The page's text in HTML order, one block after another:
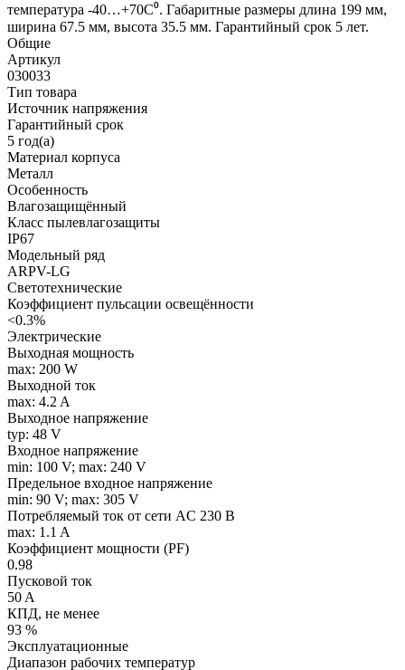
температура -40…+70C⁰. Габаритные размеры длина 199 мм,
ширина 67.5 мм, высота 35.5 мм. Гарантийный срок 5 лет.
Общие
Артикул
030033
Тип товара
Источник напряжения
Гарантийный срок
5 год(а)
Материал корпуса
Металл
Особенность
Влагозащищённый
Класс пылевлагозащиты
IP67
Модельный ряд
ARPV-LG
Светотехнические
Коэффициент пульсации освещённости
<0.3%
Электрические
Выходная мощность
max: 200 W
Выходной ток
max: 4.2 A
Выходное напряжение
typ: 48 V
Входное напряжение
min: 100 V; max: 240 V
Предельное входное напряжение
min: 90 V; max: 305 V
Потребляемый ток от сети AC 230 В
max: 1.1 A
Коэффициент мощности (PF)
0.98
Пусковой ток
50 A
КПД, не менее
93 %
Эксплуатационные
Диапазон рабочих температур